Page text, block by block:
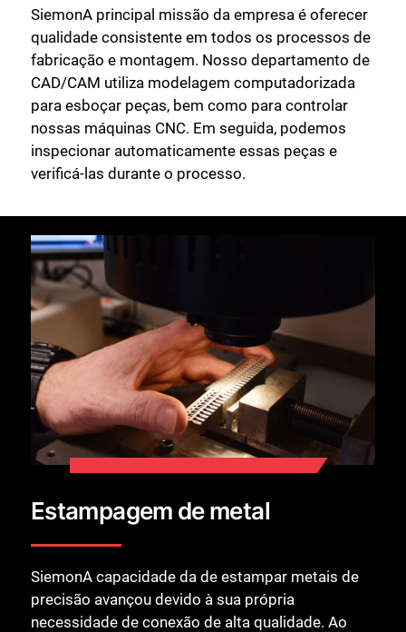
SiemonA principal missão da empresa é oferecer
qualidade consistente em todos os processos de
fabricação e montagem. Nosso departamento de
CAD/CAM utiliza modelagem computadorizada
para esboçar peças, bem como para controlar
nossas máquinas CNC. Em seguida, podemos
inspecionar automaticamente essas peças e
verificá-las durante o processo.
Estampagem de metal
SiemonA capacidade da de estampar metais de
precisão avançou devido à sua própria
necessidade de conexão de alta qualidade. Ao